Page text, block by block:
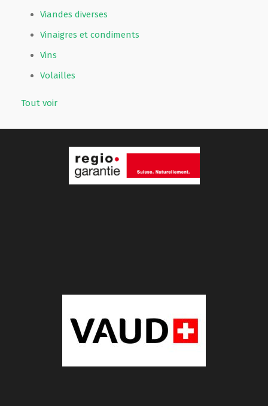
Viandes diverses
Vinaigres et condiments
Vins
Volailles
Tout voir